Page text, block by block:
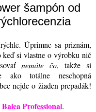
šampón od
Úprimne sa priznám,
keď si vlastne o výrobku nič
nemáte čo, takže si
ako totálne neschopná
nejde o žiaden prepadák!
Professional.